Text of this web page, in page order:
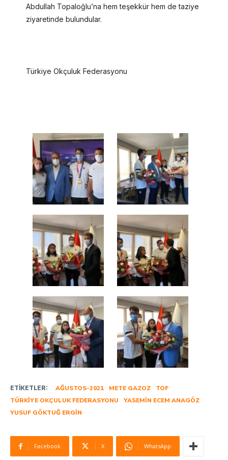
Abdullah Topaloğlu’na hem teşekkür hem de taziye
ziyaretinde bulundular.
Türkiye Okçuluk Federasyonu
ETIKETLER: AĞUSTOS-2021 METE GAZOZ
TOF
TÜRKIYE OKÇULUK FEDERASYONU
YASEMIN ECEM ANAGÖZ
YUSUF GÖKTUĞ ERGIN
Facebook X WhatsApp